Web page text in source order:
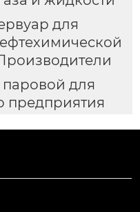
для
для
предприятия